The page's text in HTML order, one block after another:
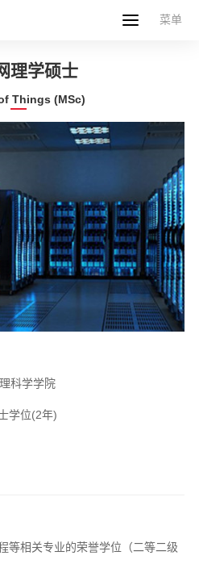
菜单
菜单
理学硕士
Things (MSc)
科学学院
学位(2年)
等相关专业的荣誉学位（二等二级